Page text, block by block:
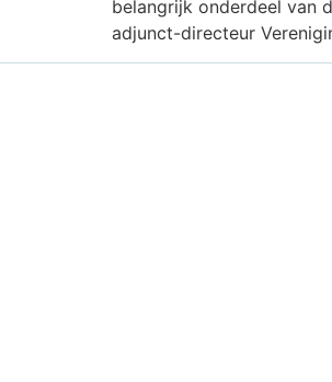
belangrijk onderdeel van
adjunct-directeur